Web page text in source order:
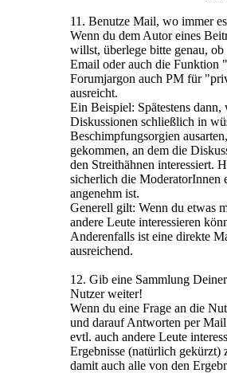
11. Benutze Mail, wo immer
Wenn du dem Autor eines
willst, überlege bitte genau,
Email oder auch die Funktion
Forumjargon auch PM für
ausreicht.
Ein Beispiel: Spätestens dann,
Diskussionen schließlich in
Beschimpfungsorgien
gekommen, an dem die
den Streithähnen interessiert.
sicherlich die ModeratorInnen
angenehm ist.
Generell gilt: Wenn du etwas
andere Leute interessieren
Anderenfalls ist eine direkte
ausreichend.
12. Gib eine Sammlung
Nutzer weiter!
Wenn du eine Frage an die
und darauf Antworten per
evtl. auch andere Leute
Ergebnisse (natürlich gekürzt)
damit auch alle von den